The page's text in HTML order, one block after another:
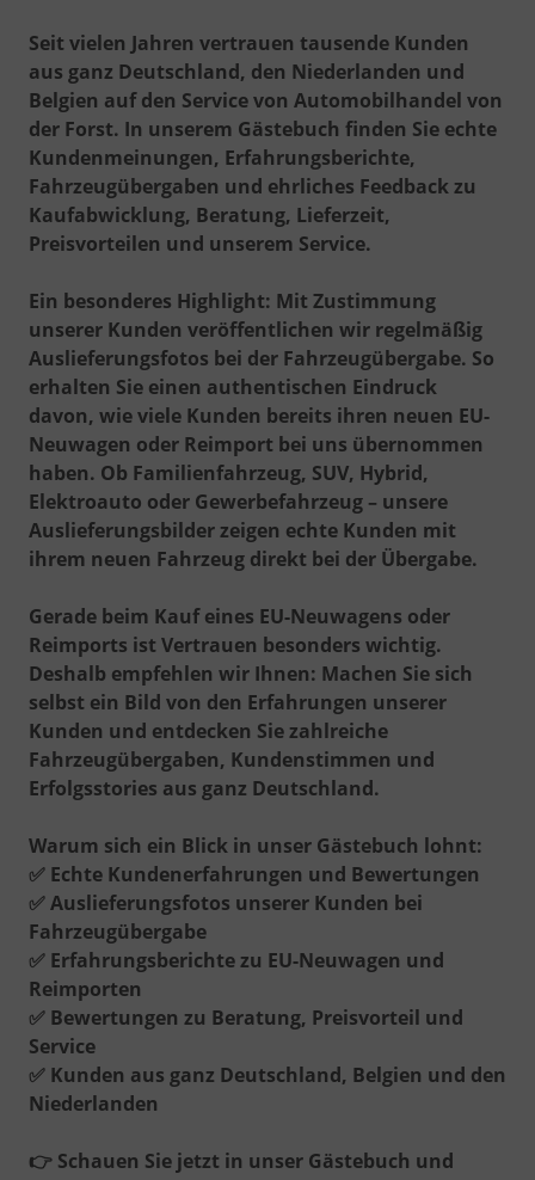
Seit vielen Jahren vertrauen tausende Kunden
aus ganz Deutschland, den Niederlanden und
Belgien auf den Service von Automobilhandel von
der Forst. In unserem Gästebuch finden Sie echte
Kundenmeinungen, Erfahrungsberichte,
Fahrzeugübergaben und ehrliches Feedback zu
Kaufabwicklung, Beratung, Lieferzeit,
Preisvorteilen und unserem Service.
Ein besonderes Highlight: Mit Zustimmung
unserer Kunden veröffentlichen wir regelmäßig
Auslieferungsfotos bei der Fahrzeugübergabe. So
erhalten Sie einen authentischen Eindruck
davon, wie viele Kunden bereits ihren neuen EU-
Neuwagen oder Reimport bei uns übernommen
haben. Ob Familienfahrzeug, SUV, Hybrid,
Elektroauto oder Gewerbefahrzeug – unsere
Auslieferungsbilder zeigen echte Kunden mit
ihrem neuen Fahrzeug direkt bei der Übergabe.
Gerade beim Kauf eines EU-Neuwagens oder
Reimports ist Vertrauen besonders wichtig.
Deshalb empfehlen wir Ihnen: Machen Sie sich
selbst ein Bild von den Erfahrungen unserer
Kunden und entdecken Sie zahlreiche
Fahrzeugübergaben, Kundenstimmen und
Erfolgsstories aus ganz Deutschland.
Warum sich ein Blick in unser Gästebuch lohnt:
✅ Echte Kundenerfahrungen und Bewertungen
✅Auslieferungsfotos unserer Kunden bei
Fahrzeugübergabe
✅ Erfahrungsberichte zu EU-Neuwagen und
Reimporten
✅ Bewertungen zu Beratung, Preisvorteil und
Service
✅ Kunden aus ganz Deutschland, Belgien und den
Niederlanden
👉 Schauen Sie jetzt in unser Gästebuch und